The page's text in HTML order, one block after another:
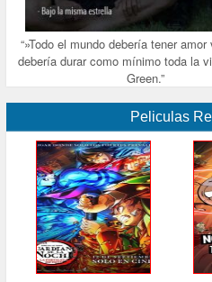
“»Todo el mundo debería tener amor
debería durar como mínimo toda la
Green.”
Peliculas